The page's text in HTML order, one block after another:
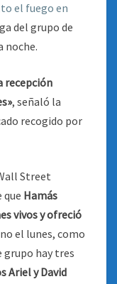
el fuego en
del grupo de
noche.
recepción
, señaló la
recogido por
Street
Hamás
vivos y ofreció
el lunes, como
grupo hay tres
Ariel y David